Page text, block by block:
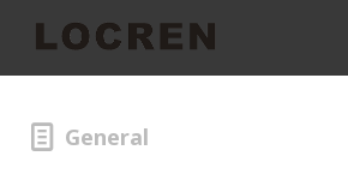
General